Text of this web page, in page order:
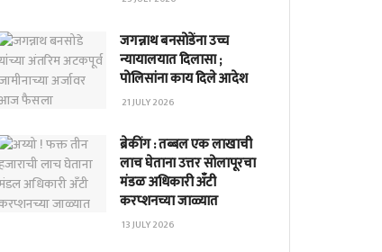
जगन्नाथ बनसोडेंना उच्च
न्यायालयात दिलासा ;
पोलिसांना काय दिले आदेश
21 JULY 2026
ब्रेकींग : तब्बल एक लाखाची
लाच घेताना उत्तर सोलापूरचा
मंडळ अधिकारी अँटी
करप्शनच्या जाळ्यात
13 JULY 2026